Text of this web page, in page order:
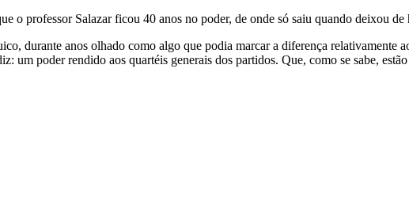
o professor Salazar ficou 40 anos no poder, de onde só saiu quando deixou
durante anos olhado como algo que podia marcar a diferença relativamente
um poder rendido aos quartéis generais dos partidos. Que, como se sabe,